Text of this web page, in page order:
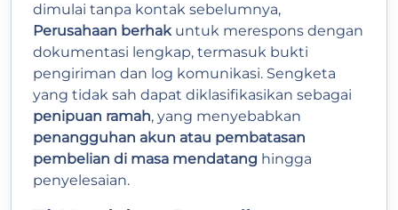
dimulai tanpa kontak sebelumnya,
Perusahaan berhakuntuk merespons dengan
dokumentasi lengkap, termasuk bukti
pengiriman dan log komunikasi. Sengketa
yang tidak sah dapat diklasifikasikan sebagai
penipuan ramah, yang menyebabkan
penangguhan akun atau pembatasan
pembelian di masa mendatang hingga
penyelesaian.